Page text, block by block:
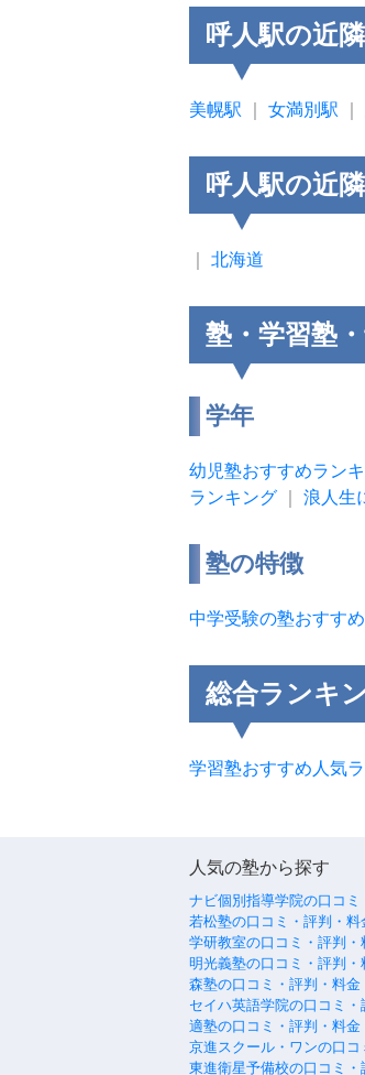
呼人駅の近
美幌駅 女満別駅
呼人駅の近
北海道
塾・学習塾
学年
幼児塾おすすめラン
ランキング
浪人生
塾の特徴
中学受験の塾おすす
総合ランキ
学習塾おすすめ人気
人気の塾から探す
ナビ個別指導学院の口コ
若松塾の口コミ・評判・料
学研教室の口コミ・評判
明光義塾の口コミ・評判
森塾の口コミ・評判・料金
セイハ英語学院の口コミ
適塾の口コミ・評判・料金
京進スクール・ワンの口
東進衛星予備校の口コミ